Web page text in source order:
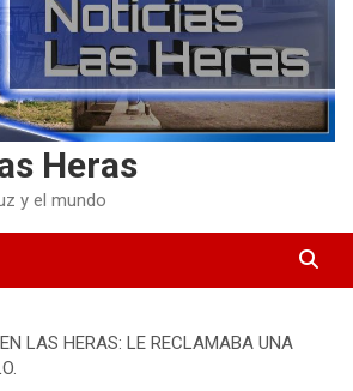
Heras
y el mundo
LAS HERAS: LE RECLAMABA UNA